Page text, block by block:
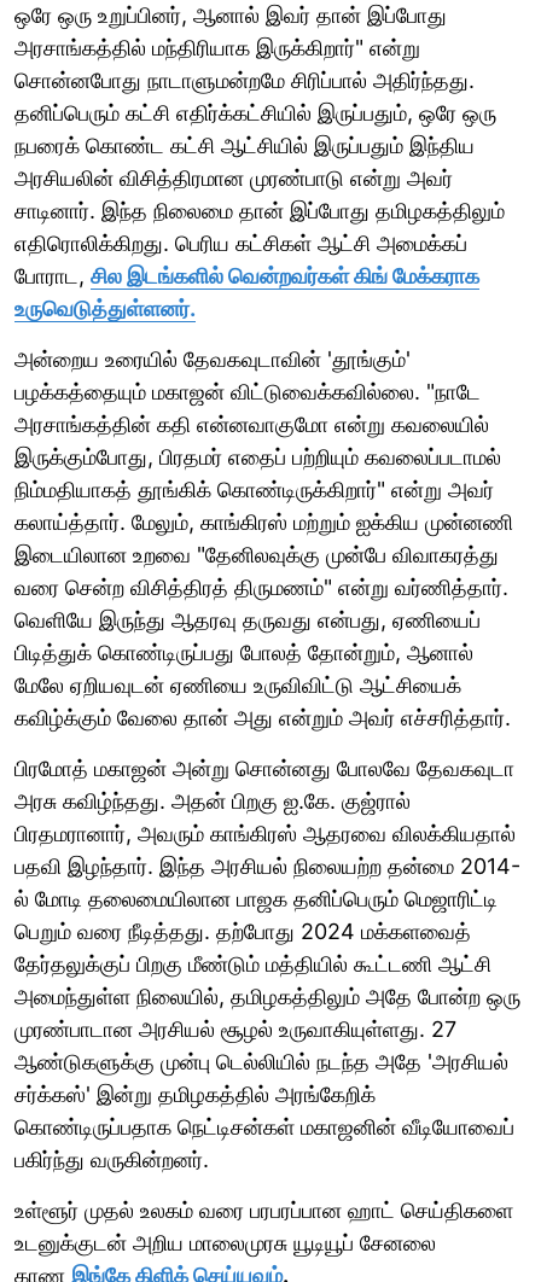
ஒரே ஒரு உறுப்பினர், ஆனால் இவர் தான் இப்போது
அரசாங்கத்தில் மந்திரியாக இருக்கிறார்" என்று
சொன்னபோது நாடாளுமன்றமே சிரிப்பால் அதிர்ந்தது.
தனிப்பெரும் கட்சி எதிர்க்கட்சியில் இருப்பதும், ஒரே ஒரு
நபரைக் கொண்ட கட்சி ஆட்சியில் இருப்பதும் இந்திய
அரசியலின் விசித்திரமான முரண்பாடு என்று அவர்
சாடினார். இந்த நிலைமை தான் இப்போது தமிழகத்திலும்
எதிரொலிக்கிறது. பெரிய கட்சிகள் ஆட்சி அமைக்கப்
போராட, சில இடங்களில் வென்றவர்கள் கிங் மேக்கராக
உருவெடுத்துள்ளனர்.
அன்றைய உரையில் தேவகவுடாவின் 'தூங்கும்'
பழக்கத்தையும் மகாஜன் விட்டுவைக்கவில்லை. "நாடே
அரசாங்கத்தின் கதி என்னவாகுமோ என்று கவலையில்
இருக்கும்போது, பிரதமர் எதைப் பற்றியும் கவலைப்படாமல்
நிம்மதியாகத் தூங்கிக் கொண்டிருக்கிறார்" என்று அவர்
கலாய்த்தார். மேலும், காங்கிரஸ் மற்றும் ஐக்கிய முன்னணி
இடையிலான உறவை "தேனிலவுக்கு முன்பே விவாகரத்து
வரை சென்ற விசித்திரத் திருமணம்" என்று வர்ணித்தார்.
வெளியே இருந்து ஆதரவு தருவது என்பது, ஏணியைப்
பிடித்துக் கொண்டிருப்பது போலத் தோன்றும், ஆனால்
மேலே ஏறியவுடன் ஏணியை உருவிவிட்டு ஆட்சியைக்
கவிழ்க்கும் வேலை தான் அது என்றும் அவர் எச்சரித்தார்.
பிரமோத் மகாஜன் அன்று சொன்னது போலவே தேவகவுடா
அரசு கவிழ்ந்தது. அதன் பிறகு ஐ.கே. குஜ்ரால்
பிரதமரானார், அவரும் காங்கிரஸ் ஆதரவை விலக்கியதால்
பதவி இழந்தார். இந்த அரசியல் நிலையற்ற தன்மை 2014-
ல் மோடி தலைமையிலான பாஜக தனிப்பெரும் மெஜாரிட்டி
பெறும் வரை நீடித்தது. தற்போது 2024 மக்களவைத்
தேர்தலுக்குப் பிறகு மீண்டும் மத்தியில் கூட்டணி ஆட்சி
அமைந்துள்ள நிலையில், தமிழகத்திலும் அதே போன்ற ஒரு
முரண்பாடான அரசியல் சூழல் உருவாகியுள்ளது. 27
ஆண்டுகளுக்கு முன்பு டெல்லியில் நடந்த அதே 'அரசியல்
சர்க்கஸ்' இன்று தமிழகத்தில் அரங்கேறிக்
கொண்டிருப்பதாக நெட்டிசன்கள் மகாஜனின் வீடியோவைப்
பகிர்ந்து வருகின்றனர்.
உள்ளூர் முதல் உலகம் வரை பரபரப்பான ஹாட் செய்திகளை
உடனுக்குடன் அறிய மாலைமுரசு யூடியூப் சேனலை
காண இங்கே கிளிக் செய்யவும்.